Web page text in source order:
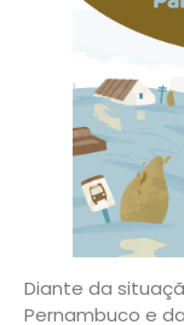
Diante da
Pernambuco e